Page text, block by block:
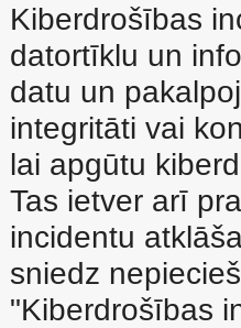
Kiberdrošības
datortīklu un
datu un
integritāti vai
lai apgūtu
Tas ietver arī
incidentu
sniedz
"Kiberdrošības